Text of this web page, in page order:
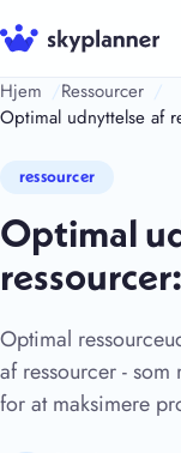
Hop
til
indhold
Hjem
Ressourcer
Optimal udnyttelse af
ressourcer
Optimal
Optimal
af ressourcer -
for at maksimere